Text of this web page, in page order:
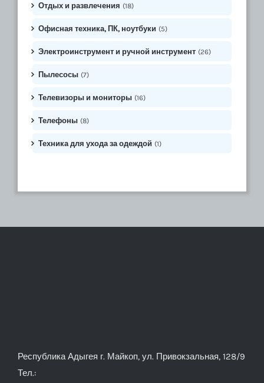
Отдых и развлечения (18)
Офисная техника, ПК, ноутбуки (5)
Электроинструмент и ручной инструмент (26)
Пылесосы (7)
Телевизоры и мониторы (16)
Телефоны (8)
Техника для ухода за одеждой (1)
Республика Адыгея г. Майкоп, ул. Привокзальная, 128/9
Тел.: